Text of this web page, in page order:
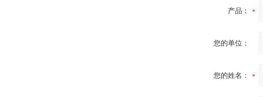
产品：
您的单位：
您的姓名：